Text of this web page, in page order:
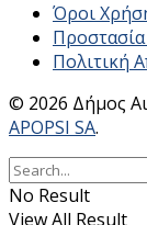
Όροι
Πολιτική
© 2026 Δήμος
APOPSI SA.
No Result
View All Result